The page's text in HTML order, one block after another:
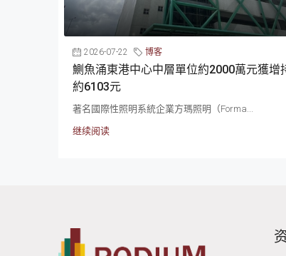
2026-07-22 博客
鰂魚涌東港中心中層單位約2000萬元獲增
約6103元
著名國際性照明系統企業方瑪照明（Forma...
继续阅读